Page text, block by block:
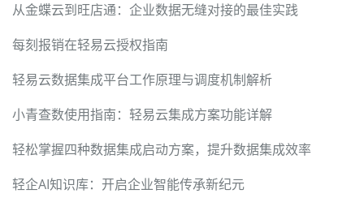
从金蝶云到旺店通：企业数据无缝对接的最佳实践
每刻报销在轻易云授权指南
轻易云数据集成平台工作原理与调度机制解析
小青查数使用指南：轻易云集成方案功能详解
轻松掌握四种数据集成启动方案，提升数据集成效率
轻企AI知识库：开启企业智能传承新纪元